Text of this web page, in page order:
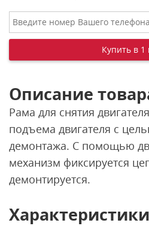
Описание
Рама для снятия
подъема двигателя с
демонтажа. С помощью
механизм фиксируется
демонтируется.
Характеристики